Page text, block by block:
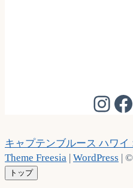
キャプテンブルース ハワイ
Theme Freesia WordPress |
トップ